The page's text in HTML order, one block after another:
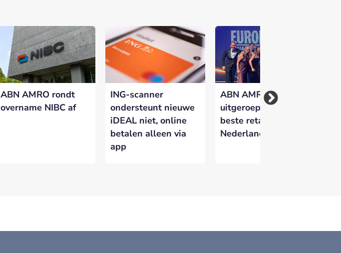
ABN AMRO rondt
overname NIBC af
ING-scanner
ondersteunt nieuwe
iDEAL niet, online
betalen alleen via
app
ABN AMRO
uitgeroepen tot
beste retailbank van
Nederland